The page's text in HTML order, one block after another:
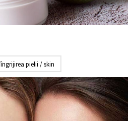
îngrijirea pielii / skin